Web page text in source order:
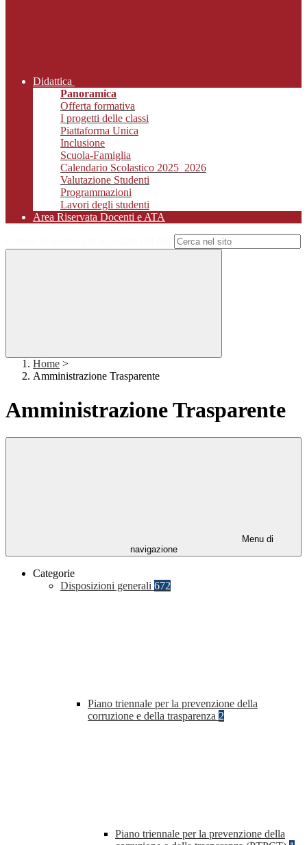
Didattica
Panoramica
Offerta formativa
I progetti delle classi
Piattaforma Unica
Inclusione
Scuola-Famiglia
Calendario Scolastico 2025_2026
Valutazione Studenti
Programmazioni
Lavori degli studenti
Area Riservata Docenti e ATA
Home >
Amministrazione Trasparente
Amministrazione Trasparente
Menu di
navigazione
Categorie
Disposizioni generali 672
Piano triennale per la prevenzione della
corruzione e della trasparenza 2
Piano triennale per la prevenzione della